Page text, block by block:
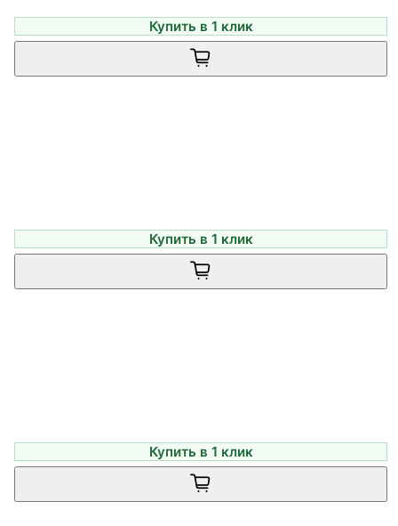
Купить в 1 клик
Купить в 1 клик
Купить в 1 клик